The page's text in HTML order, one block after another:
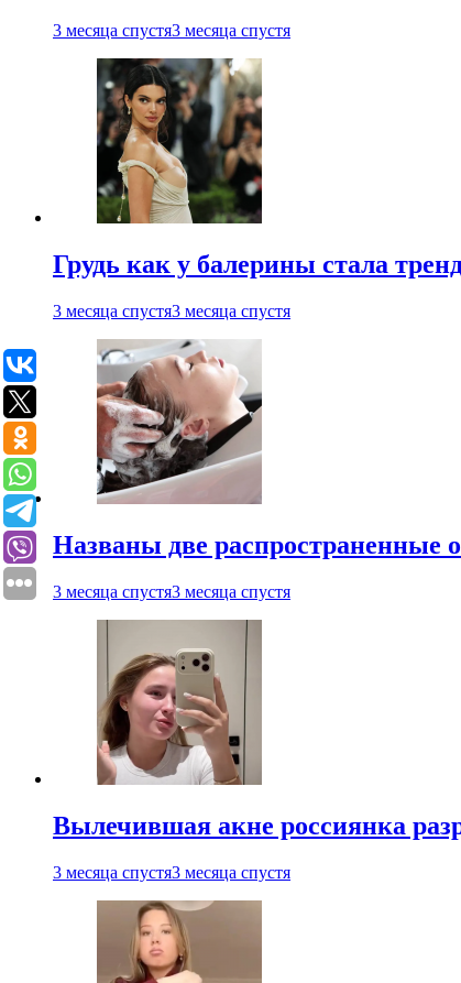
3 месяца спустя3 месяца спустя
Грудь как у балерины стала
3 месяца спустя3 месяца спустя
Названы две распространенные
3 месяца спустя3 месяца спустя
Вылечившая акне россиянка
3 месяца спустя3 месяца спустя